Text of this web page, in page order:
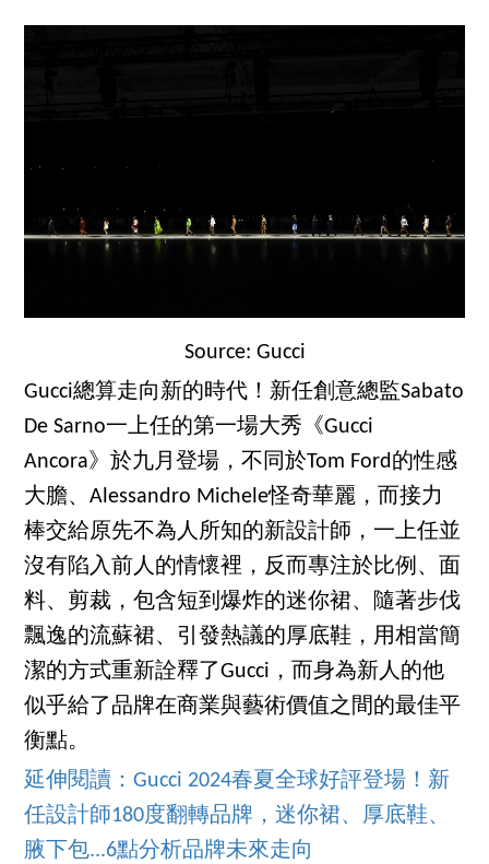
Source: Gucci
Gucci總算走向新的時代！新任創意總監Sabato
De Sarno一上任的第一場大秀《Gucci
Ancora》於九月登場，不同於Tom Ford的性感
大膽、Alessandro Michele怪奇華麗，而接力
棒交給原先不為人所知的新設計師，一上任並
沒有陷入前人的情懷裡，反而專注於比例、面
料、剪裁，包含短到爆炸的迷你裙、隨著步伐
飄逸的流蘇裙、引發熱議的厚底鞋，用相當簡
潔的方式重新詮釋了Gucci，而身為新人的他
似乎給了品牌在商業與藝術價值之間的最佳平
衡點。
延伸閱讀：Gucci 2024春夏全球好評登場！新
任設計師180度翻轉品牌，迷你裙、厚底鞋、
腋下包...6點分析品牌未來走向